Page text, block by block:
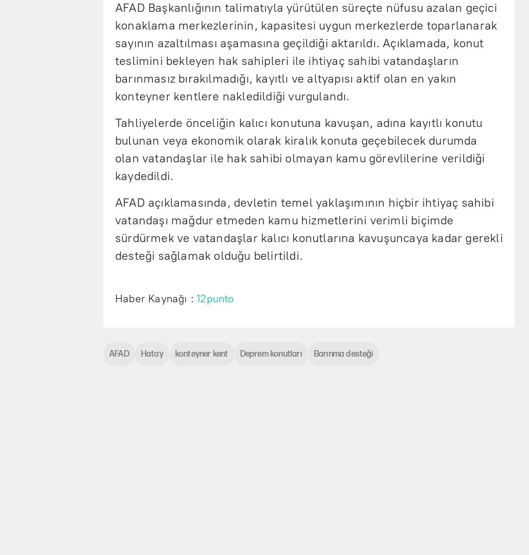
AFAD Başkanlığının talimatıyla yürütülen süreçte nüfusu azalan geçici
konaklama merkezlerinin, kapasitesi uygun merkezlerde toparlanarak
sayının azaltılması aşamasına geçildiği aktarıldı. Açıklamada, konut
teslimini bekleyen hak sahipleri ile ihtiyaç sahibi vatandaşların
barınmasız bırakılmadığı, kayıtlı ve altyapısı aktif olan en yakın
konteyner kentlere nakledildiği vurgulandı.
Tahliyelerde önceliğin kalıcı konutuna kavuşan, adına kayıtlı konutu
bulunan veya ekonomik olarak kiralık konuta geçebilecek durumda
olan vatandaşlar ile hak sahibi olmayan kamu görevlilerine verildiği
kaydedildi.
AFAD açıklamasında, devletin temel yaklaşımının hiçbir ihtiyaç sahibi
vatandaşı mağdur etmeden kamu hizmetlerini verimli biçimde
sürdürmek ve vatandaşlar kalıcı konutlarına kavuşuncaya kadar gerekli
desteği sağlamak olduğu belirtildi.
Haber Kaynağı :12punto
AFAD Hatay konteyner kent Deprem konutları Barınma desteği